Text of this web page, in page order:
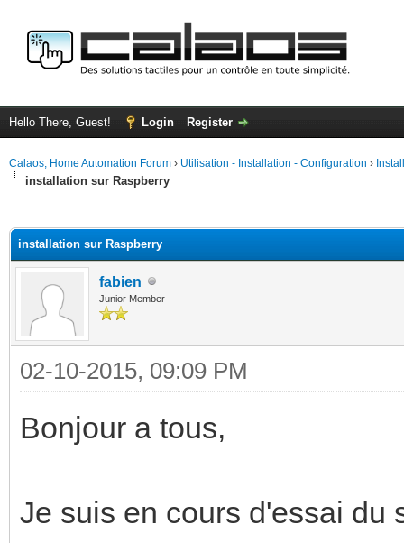
Hello There, Guest! Login Register
Calaos, Home Automation Forum › Utilisation - Installation - Configuration ›
installation sur Raspberry
installation sur Raspberry
fabien
Junior Member
02-10-2015, 09:09 PM
Bonjour a tous,
Je suis en cours d'essai du